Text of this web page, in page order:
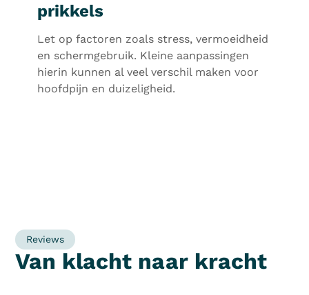
prikkels
Let op factoren zoals stress, vermoeidheid
en schermgebruik. Kleine aanpassingen
hierin kunnen al veel verschil maken voor
hoofdpijn en duizeligheid.
Reviews
Van klacht naar kracht